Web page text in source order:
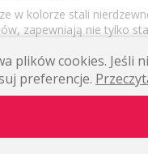
w kolorze stali
zapewniają nie tylko
znajdziesz
Ci stworzenie unikalnej
o średnicy 25 mm w
również designerski
element dekoracyjny,
będzie Ci odpowiadał
plików cookies. Jeśli
preferencje.